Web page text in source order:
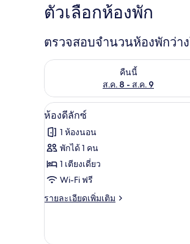
ตัวเลือกห้องพัก
ตรวจสอบจำนวนห้องพักว่า
คืนนี้
ส.ค. 8 - ส.ค. 9
ตรวจสอบจำนวนห้องพักว่างในคืนนี้
เปิด
ภาพถ่าย
ทั้งหมด
ของ
ห้อง
ดี
ซ์
10
ห้องดีลักซ์
1 ห้องนอน
พักได้ 1 คน
1 เตียงเดี่ยว
Wi-Fi ฟรี
รายละเอียดเพิ่มเติม
ราย
เกี่ยว